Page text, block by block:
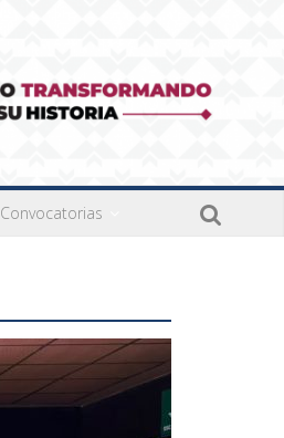
Convocatorias